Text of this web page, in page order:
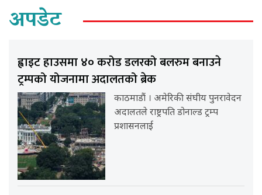
अपडेट
ह्वाइट हाउसमा ४० करोड डलरको बलरुम बनाउने
ट्रम्पको योजनामा अदालतको ब्रेक
काठमाडौं । अमेरिकी संघीय पुनरावेदन
अदालतले राष्ट्रपति डोनाल्ड ट्रम्प
प्रशासनलाई